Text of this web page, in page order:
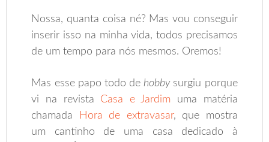
Nossa, quanta coisa né? Mas vou conseguir
inserir isso na minha vida, todos precisamos
de um tempo para nós mesmos. Oremos!
Mas esse papo todo de hobby surgiu porque
vi na revista Casa e Jardim uma matéria
chamada
Hora de extravasar, que mostra
um cantinho de uma casa dedicado à